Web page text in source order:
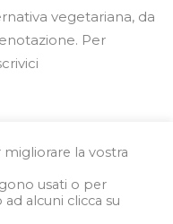
vegetariana, da
Per
la vostra
usati o per
alcuni clicca su